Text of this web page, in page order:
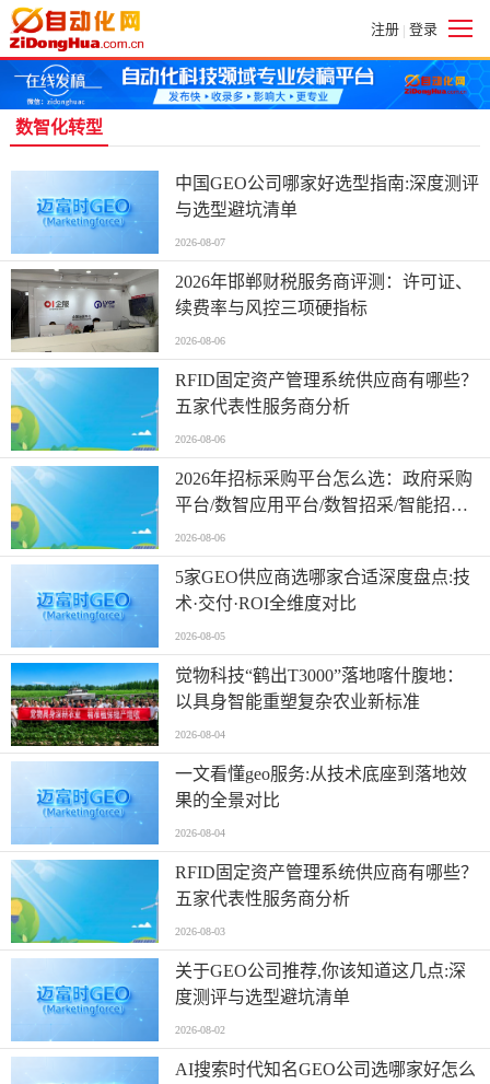
注册 | 登录
数智化转型
中国GEO公司哪家好选型指南:深度测评
与选型避坑清单
2026-08-07
2026年邯郸财税服务商评测：许可证、
续费率与风控三项硬指标
2026-08-06
RFID固定资产管理系统供应商有哪些？
五家代表性服务商分析
2026-08-06
2026年招标采购平台怎么选：政府采购
平台/数智应用平台/数智招采/智能招投
标平台/ai辅助投标/从技术
2026-08-06
5家GEO供应商选哪家合适深度盘点:技
术·交付·ROI全维度对比
2026-08-05
觉物科技“鹤出T3000”落地喀什腹地：
以具身智能重塑复杂农业新标准
2026-08-04
一文看懂geo服务:从技术底座到落地效
果的全景对比
2026-08-04
RFID固定资产管理系统供应商有哪些？
五家代表性服务商分析
2026-08-03
关于GEO公司推荐,你该知道这几点:深
度测评与选型避坑清单
2026-08-02
AI搜索时代知名GEO公司选哪家好怎么